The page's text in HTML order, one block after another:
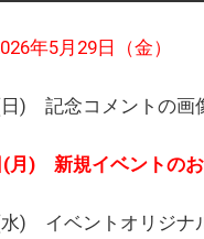
年5月29日（金）
日) 記念コメントの画
(月) 新規イベントの
水) イベントオリジ